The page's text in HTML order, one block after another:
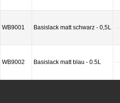
WB9001 Basislack matt schwarz - 0,5L
WB9002 Basislack matt blau - 0.5L